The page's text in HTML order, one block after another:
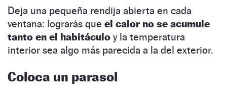
Deja una pequeña rendija abierta en cada
ventana: lograrás que el calor no se acumule
tanto en el habitáculo y la temperatura
interior sea algo más parecida a la del exterior.
Coloca un parasol